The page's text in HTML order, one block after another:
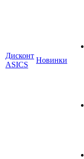
Дисконт
ASICS
Новинки